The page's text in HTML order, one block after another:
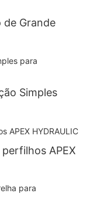
de Grande
Simples
APEX